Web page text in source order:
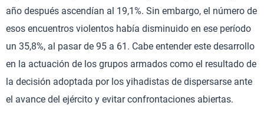
año después ascendían al 19,1%. Sin embargo, el número de
esos encuentros violentos había disminuido en ese período
un 35,8%, al pasar de 95 a 61. Cabe entender este desarrollo
en la actuación de los grupos armados como el resultado de
la decisión adoptada por los yihadistas de dispersarse ante
el avance del ejército y evitar confrontaciones abiertas.